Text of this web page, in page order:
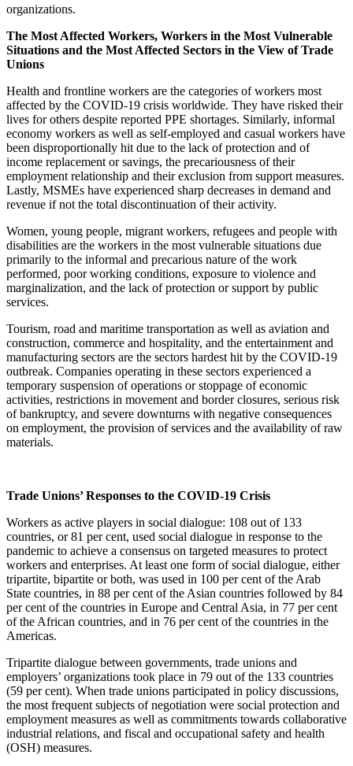
organizations.
The Most Affected Workers, Workers in the Most Vulnerable
Situations and the Most Affected Sectors in the View of Trade
Unions
Health and frontline workers are the categories of workers most
affected by the COVID-19 crisis worldwide. They have risked their
lives for others despite reported PPE shortages. Similarly, informal
economy workers as well as self-employed and casual workers have
been disproportionally hit due to the lack of protection and of
income replacement or savings, the precariousness of their
employment relationship and their exclusion from support measures.
Lastly, MSMEs have experienced sharp decreases in demand and
revenue if not the total discontinuation of their activity.
Women, young people, migrant workers, refugees and people with
disabilities are the workers in the most vulnerable situations due
primarily to the informal and precarious nature of the work
performed, poor working conditions, exposure to violence and
marginalization, and the lack of protection or support by public
services.
Tourism, road and maritime transportation as well as aviation and
construction, commerce and hospitality, and the entertainment and
manufacturing sectors are the sectors hardest hit by the COVID-19
outbreak. Companies operating in these sectors experienced a
temporary suspension of operations or stoppage of economic
activities, restrictions in movement and border closures, serious risk
of bankruptcy, and severe downturns with negative consequences
on employment, the provision of services and the availability of raw
materials.
Trade Unions’ Responses to the COVID-19 Crisis
Workers as active players in social dialogue: 108 out of 133
countries, or 81 per cent, used social dialogue in response to the
pandemic to achieve a consensus on targeted measures to protect
workers and enterprises. At least one form of social dialogue, either
tripartite, bipartite or both, was used in 100 per cent of the Arab
State countries, in 88 per cent of the Asian countries followed by 84
per cent of the countries in Europe and Central Asia, in 77 per cent
of the African countries, and in 76 per cent of the countries in the
Americas.
Tripartite dialogue between governments, trade unions and
employers’ organizations took place in 79 out of the 133 countries
(59 per cent). When trade unions participated in policy discussions,
the most frequent subjects of negotiation were social protection and
employment measures as well as commitments towards collaborative
industrial relations, and fiscal and occupational safety and health
(OSH) measures.